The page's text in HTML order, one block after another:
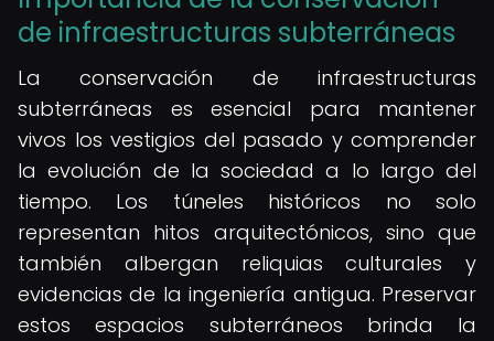
de infraestructuras subterráneas
La conservación de infraestructuras
subterráneas es esencial para mantener
vivos los vestigios del pasado y comprender
la evolución de la sociedad a lo largo del
tiempo. Los túneles históricos no solo
representan hitos arquitectónicos, sino que
también albergan reliquias culturales y
evidencias de la ingeniería antigua. Preservar
estos espacios subterráneos brinda la